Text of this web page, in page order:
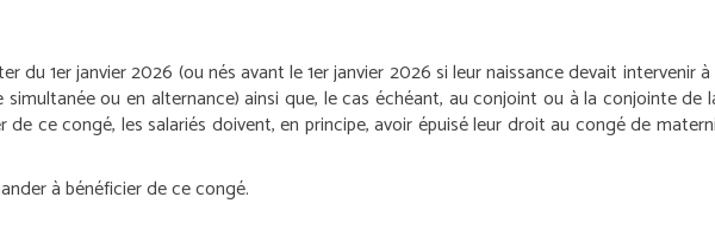
du 1erjanvier 2026 (ou nés avant le 1erjanvier 2026 si leur naissance devait intervenir
ou en alternance) ainsi que, le cas échéant, au conjoint ou à la conjointe de
de ce congé, les salariés doivent, en principe, avoir épuisé leur droit au congé de
à bénéficier de ce congé.